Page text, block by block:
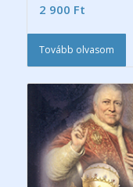
2 900 Ft
Tovább olvasom